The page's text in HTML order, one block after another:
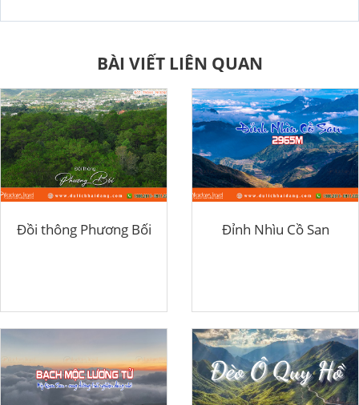
BÀI VIẾT LIÊN QUAN
Đồi thông Phương Bối Đỉnh Nhìu Cồ San